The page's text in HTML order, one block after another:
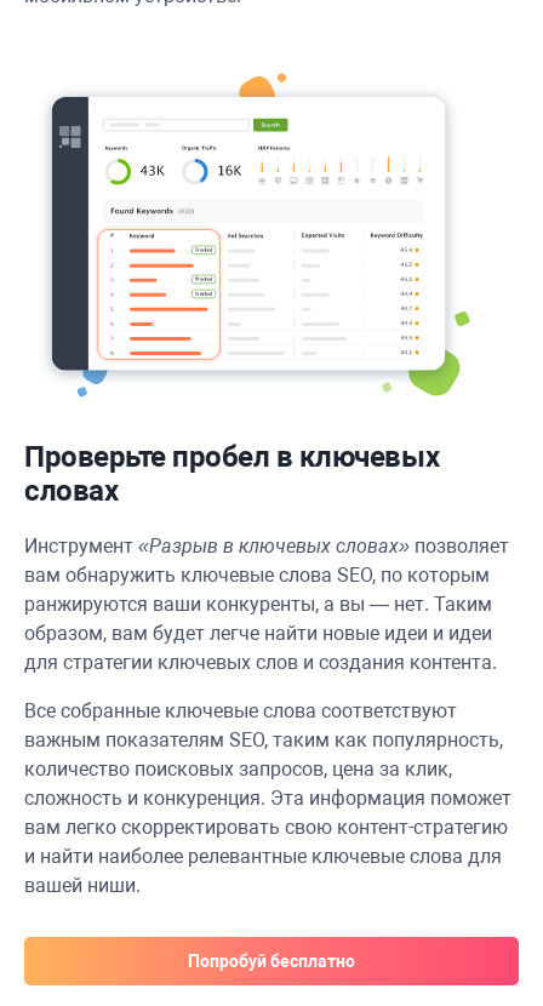
Проверьте пробел в ключевых
словах
Инструмент «Разрыв в ключевых словах» позволяет
вам обнаружить ключевые слова SEO, по которым
ранжируются ваши конкуренты, а вы — нет. Таким
образом, вам будет легче найти новые идеи и идеи
для стратегии ключевых слов и создания контента.
Все собранные ключевые слова соответствуют
важным показателям SEO, таким как популярность,
количество поисковых запросов, цена за клик,
сложность и конкуренция. Эта информация поможет
вам легко скорректировать свою контент-стратегию
и найти наиболее релевантные ключевые слова для
вашей ниши.
Попробуй бесплатно